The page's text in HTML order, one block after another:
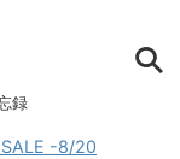
録
SALE -8/20